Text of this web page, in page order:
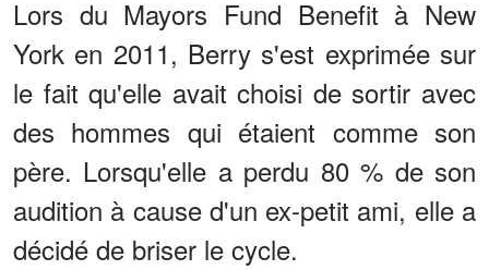
Lors du Mayors Fund Benefit à New
York en 2011, Berry s'est exprimée sur
le fait qu'elle avait choisi de sortir avec
des hommes qui étaient comme son
père. Lorsqu'elle a perdu 80 % de son
audition à cause d'un ex-petit ami, elle a
décidé de briser le cycle.